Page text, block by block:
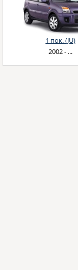
1 пок. (JU)
2002 - ...